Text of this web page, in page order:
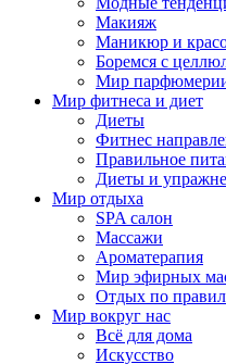
Макияж
Маникюр и
Боремся с
Мир
Мир фитнеса и диет
Диеты
Фитнес
Правильное
Диеты и
Мир отдыха
SPA салон
Массажи
Ароматерапия
Мир эфирных
Отдых по
Мир вокруг нас
Всё для дома
Искусство